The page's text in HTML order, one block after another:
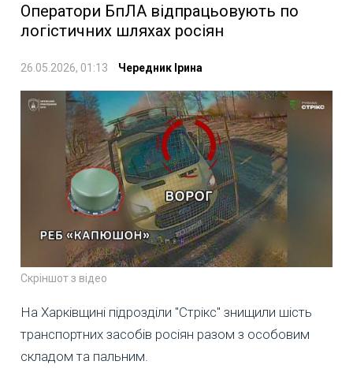
Оператори БпЛА відпрацьовують по
логістичних шляхах росіян
26.05.2026, 01:13 Чередник Ірина
Скріншот з відео
На Харківщині підрозділи "Стрікс" знищили шість
транспортних засобів росіян разом з особовим
складом та пальним.